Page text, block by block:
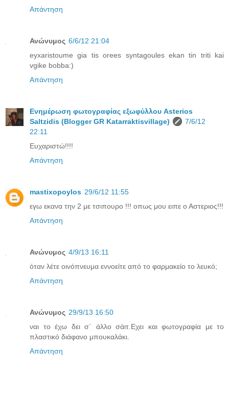
Απάντηση
Ανώνυμος 6/6/12 21:04
eyxaristoume gia tis orees syntagoules ekan tin triti kai
vgike bobba:)
Απάντηση
Ενημέρωση φωτογραφίας εξωφύλλου Asterios
Saltzidis (Blogger GR Katarraktisvillage)
7/6/12
22:11
Ευχαριστώ!!!!
Απάντηση
mastixopoylos 29/6/12 11:55
εγω εκανα την 2 με τσιπουρο !!! οπως μου ειπε ο Αστεριος!!!
Απάντηση
Ανώνυμος 4/9/13 16:11
όταν λέτε οινόπνευμα εννοείτε από το φαρμακείο το λευκό;
Απάντηση
Ανώνυμος 29/9/13 16:50
ναι το έχω δει σ΄ άλλο σάιτ.Εχει και φωτογραφία με το
πλαστικό διάφανο μπουκαλάκι.
Απάντηση